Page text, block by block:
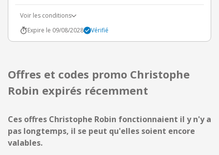
Voir les conditions
Expire le 09/08/2028
Vérifié
Offres et codes promo Christophe
Robin expirés récemment
Ces offres Christophe Robin fonctionnaient il y n'y a
pas longtemps, il se peut qu'elles soient encore
valables.